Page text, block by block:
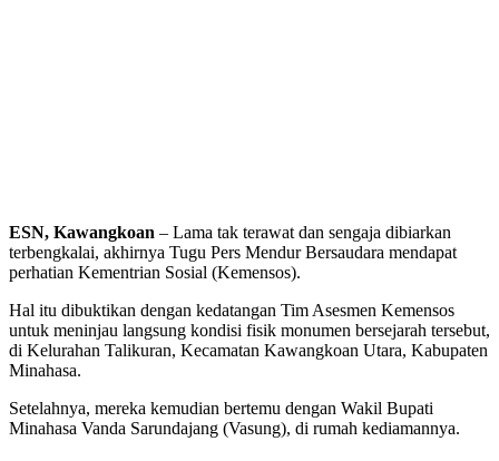
ESN, Kawangkoan – Lama tak terawat dan sengaja dibiarkan
terbengkalai, akhirnya Tugu Pers Mendur Bersaudara mendapat
perhatian Kementrian Sosial (Kemensos).
Hal itu dibuktikan dengan kedatangan Tim Asesmen Kemensos
untuk meninjau langsung kondisi fisik monumen bersejarah tersebut,
di Kelurahan Talikuran, Kecamatan Kawangkoan Utara, Kabupaten
Minahasa.
Setelahnya, mereka kemudian bertemu dengan Wakil Bupati
Minahasa Vanda Sarundajang (Vasung), di rumah kediamannya.